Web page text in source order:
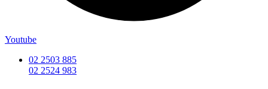
Youtube
02 2503 885
02 2524 983